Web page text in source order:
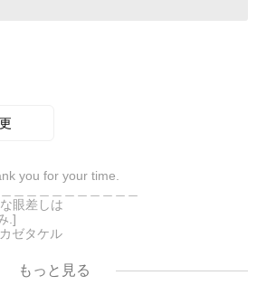
you for your time.
眼差しは
.]
ゼタケル
d/eLvAyy5
＿＿＿＿＿＿＿＿＿＿
もっと見る